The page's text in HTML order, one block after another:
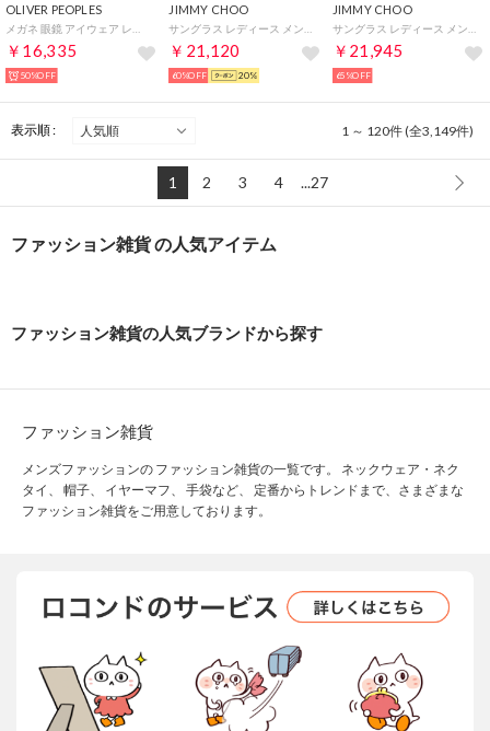
OLIVER PEOPLES
￥16,335
50%OFF
JIMMY CHOO
￥21,120
60%OFF 20%
JIMMY CHOO
￥21,945
65%OFF
表示順 : 1 ～ 120件 (全3,149件)
1 2 3 4 ...27
ファッション雑貨 の人気アイテム
ファッション雑貨の人気ブランドから探す
ファッション雑貨
メンズファッションの ファッション雑貨の一覧です。 ネックウェア・ネク
タイ、 帽子、 イヤーマフ、 手袋など、 定番からトレンドまで、さまざまな
ファッション雑貨をご用意しております。